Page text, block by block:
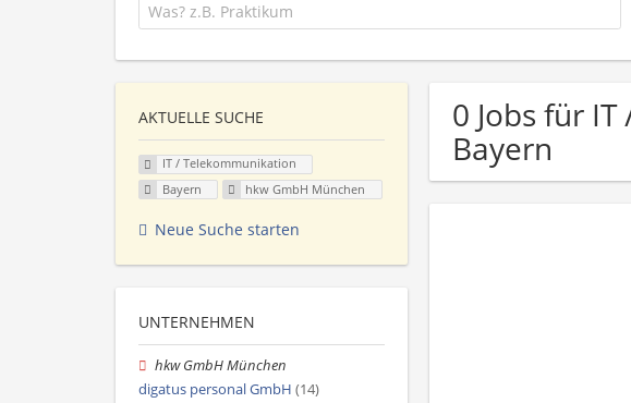
0 Jobs für
Bayern
AKTUELLE SUCHE
IT / Telekommunikation
Bayern
hkw GmbH München
Neue Suche starten
UNTERNEHMEN
hkw GmbH München
digatus personal GmbH (14)